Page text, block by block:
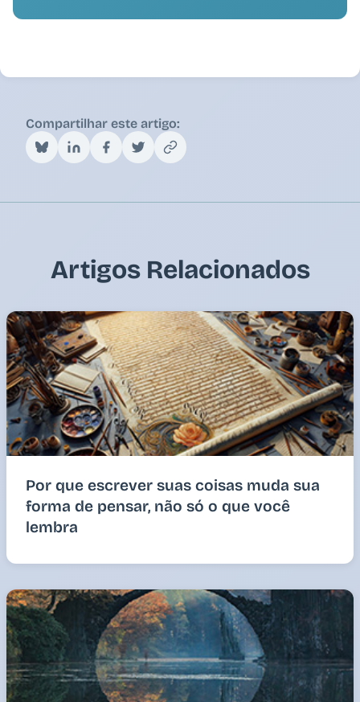
Compartilhar este artigo:
Artigos Relacionados
Por que escrever suas coisas muda sua
forma de pensar, não só o que você
lembra